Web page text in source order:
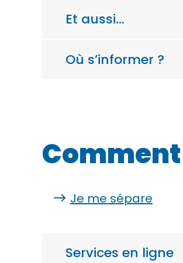
Et aussi…
Où s’informer ?
Je me sépare
Services en ligne